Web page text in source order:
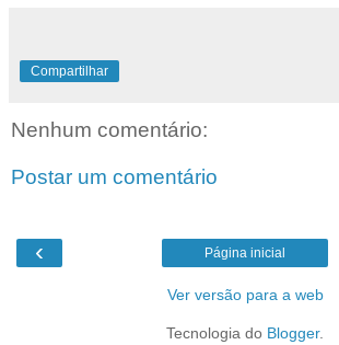
Compartilhar
Nenhum comentário:
Postar um comentário
‹ Página inicial
Ver versão para a web
Tecnologia do Blogger.